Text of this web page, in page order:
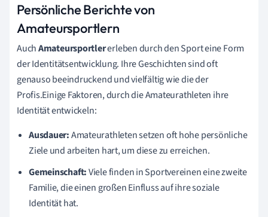
Persönliche Berichte von
Amateursportlern
AuchAmateursportlererleben durch den Sport eine Form
der Identitätsentwicklung. Ihre Geschichten sind oft
genauso beeindruckend und vielfältig wie die der
Profis.Einige Faktoren, durch die Amateurathleten ihre
Identität entwickeln:
Ausdauer:Amateurathleten setzen oft hohe persönliche
Ziele und arbeiten hart, um diese zu erreichen.
Gemeinschaft:Viele finden in Sportvereinen eine zweite
Familie, die einen großen Einfluss auf ihre soziale
Identität hat.